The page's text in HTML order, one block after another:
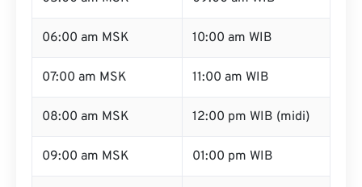
06:00 am MSK 10:00 am WIB
07:00 am MSK 11:00 am WIB
08:00 am MSK 12:00 pm WIB (midi)
09:00 am MSK 01:00 pm WIB